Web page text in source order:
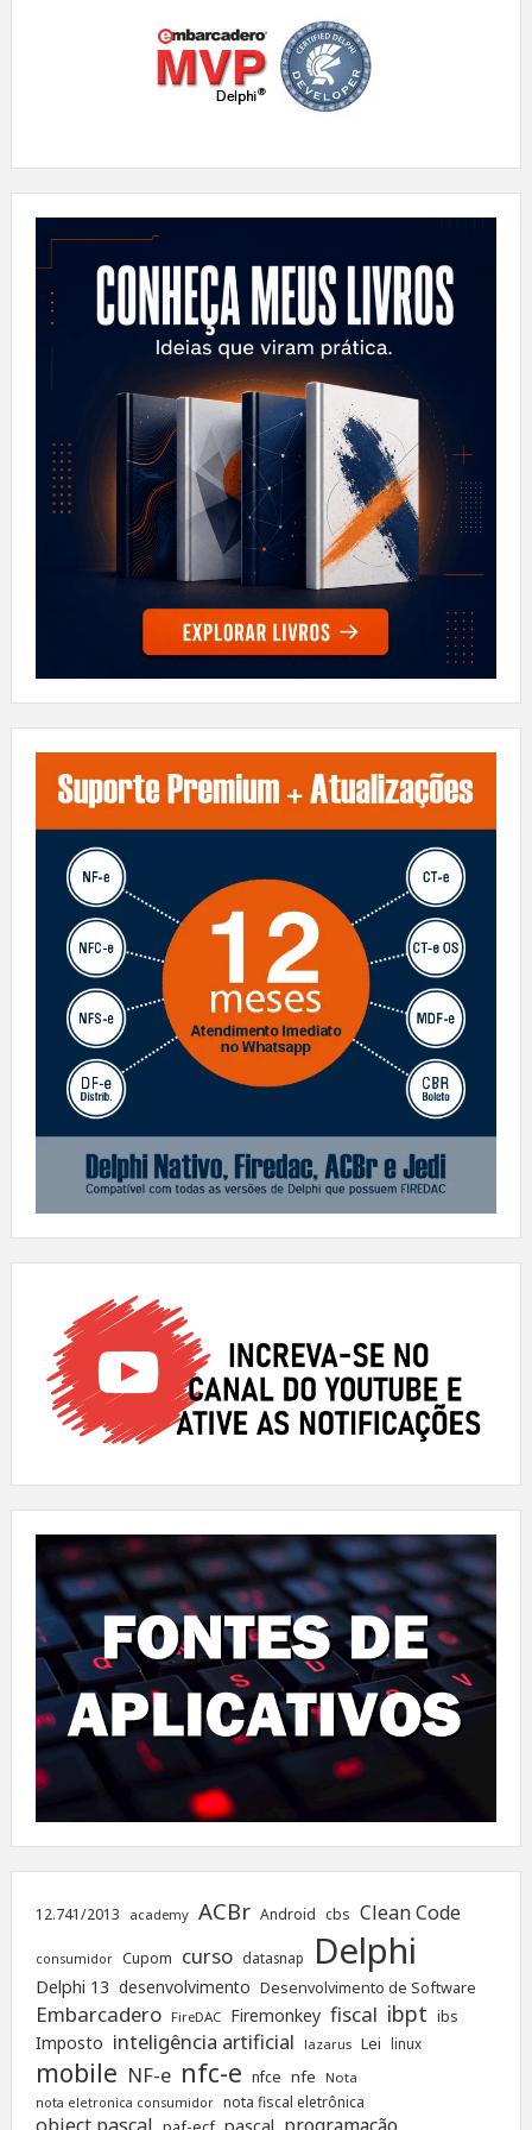
12.741/2013 academy ACBr Android cbs Clean Code
consumidor Cupom curso datasnap Delphi
Delphi 13 desenvolvimento Desenvolvimento de Software
Embarcadero FireDAC Firemonkey fiscal ibpt ibs
Imposto inteligência artificial lazarus Lei linux
mobile NF-e nfc-e nfce nfe Nota
nota eletronica consumidor nota fiscal eletrônica